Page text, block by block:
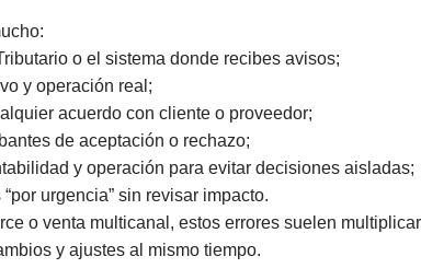
o el sistema donde recibes avisos;
y operación real;
acuerdo con cliente o proveedor;
de aceptación o rechazo;
y operación para evitar decisiones aisladas;
urgencia” sin revisar impacto.
o venta multicanal, estos errores suelen
y ajustes al mismo tiempo.